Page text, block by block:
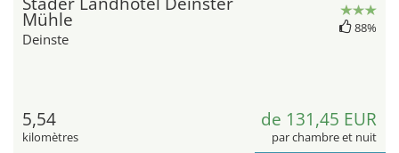
Mühle
Deinste
88%
5,54
kilomètres
de 131,45 EUR
par chambre et nuit